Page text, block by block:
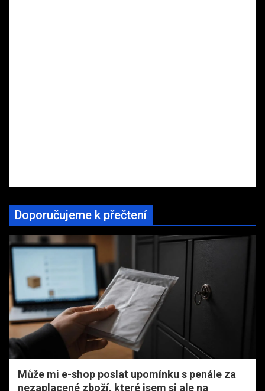
Doporučujeme k přečtení
Může mi e-shop poslat upomínku s penále za
nezaplacené zboží, které jsem si ale na